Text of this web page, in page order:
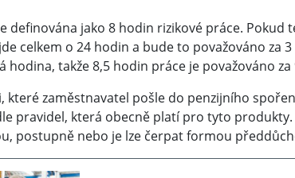
definována jako 8 hodin rizikové práce.
celkem o 24 hodin a bude to považováno za
hodina, takže 8,5 hodin práce je považováno
které zaměstnavatel pošle do penzijního
pravidel, která obecně platí pro tyto produkty.
postupně nebo je lze čerpat formou